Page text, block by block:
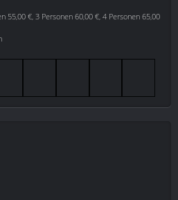
55,00 €, 3 Personen 60,00 €, 4 Personen 65,00